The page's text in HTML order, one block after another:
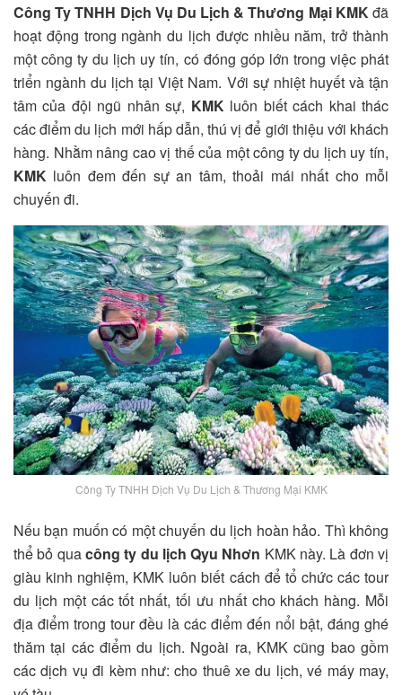
Công Ty TNHH Dịch Vụ Du Lịch & Thương Mại KMK đã
hoạt động trong ngành du lịch được nhiều năm, trở thành
một công ty du lịch uy tín, có đóng góp lớn trong việc phát
triển ngành du lịch tại Việt Nam. Với sự nhiệt huyết và tận
tâm của đội ngũ nhân sự, KMK luôn biết cách khai thác
các điểm du lịch mới hấp dẫn, thú vị để giới thiệu với khách
hàng. Nhằm nâng cao vị thế của một công ty du lịch uy tín,
KMK luôn đem đến sự an tâm, thoải mái nhất cho mỗi
chuyến đi.
Công Ty TNHH Dịch Vụ Du Lịch & Thương Mại KMK
Nếu bạn muốn có một chuyến du lịch hoàn hảo. Thì không
thể bỏ quacông ty du lịch Qyu Nhơn KMK này. Là đơn vị
giàu kinh nghiệm, KMK luôn biết cách để tổ chức các tour
du lịch một các tốt nhất, tối ưu nhất cho khách hàng. Mỗi
địa điểm trong tour đều là các điểm đến nổi bật, đáng ghé
thăm tại các điểm du lịch. Ngoài ra, KMK cũng bao gồm
các dịch vụ đi kèm như: cho thuê xe du lịch, vé máy may,